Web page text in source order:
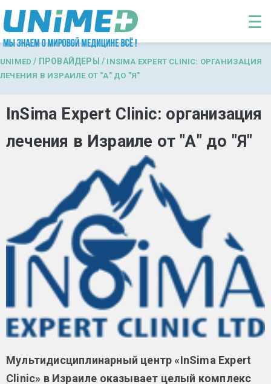
Перейти к основному содержанию
☰
UNIMED / ПРОВАЙДЕРЫ / INSIMA EXPERT CLINIC: ОРГАНИЗАЦИЯ
ЛЕЧЕНИЯ В ИЗРАИЛЕ ОТ "А" ДО "Я"
InSima Expert Clinic: организация
лечения в Израиле от "А" до "Я"
Мультидисциплинарный центр «InSima Expert
Clinic» в Израиле оказывает целый комплекс